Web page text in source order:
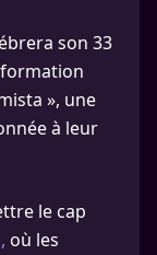
son 33
», une
à leur
le cap
où les